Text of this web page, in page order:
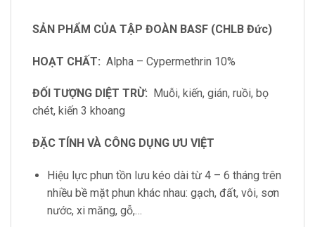
SẢN PHẨM CỦA TẬP ĐOÀN BASF (CHLB Đức)
HOẠT CHẤT: Alpha – Cypermethrin 10%
ĐỐI TƯỢNG DIỆT TRỪ:
Muỗi, kiến, gián, ruồi, bọ
chét, kiến 3 khoang
ĐẶC TÍNH VÀ CÔNG DỤNG ƯU VIỆT
Hiệu lực phun tồn lưu kéo dài từ 4 – 6 tháng trên
nhiều bề mặt phun khác nhau: gạch, đất, vôi, sơn
nước, xi măng, gỗ,…